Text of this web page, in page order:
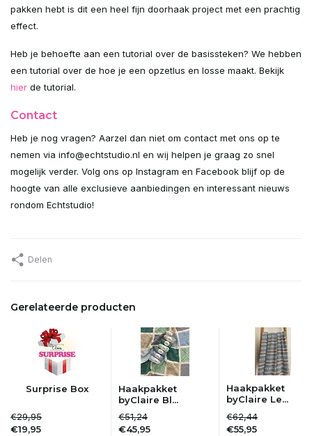
Uitverkocht
Uitverkocht
Uitverkocht
Uitverkocht
Uitverkocht
Uitverkocht
Uitverkocht
pakken hebt is dit een heel fijn doorhaak project met een prachtig
effect.
Heb je behoefte aan een tutorial over de basissteken? We hebben
een tutorial over de hoe je een opzetlus en losse maakt. Bekijk
hier de tutorial.
Contact
Heb je nog vragen? Aarzel dan niet om contact met ons op te
nemen via info@echtstudio.nl en wij helpen je graag zo snel
mogelijk verder. Volg ons op Instagram en Facebook blijf op de
hoogte van alle exclusieve aanbiedingen en interessant nieuws
rondom Echtstudio!
Delen
Gerelateerde producten
Surprise Box
€29,95
€19,95
Haakpakket
byClaire Bl...
€51,24
€45,95
Haakpakket
byClaire Le...
€62,44
€55,95